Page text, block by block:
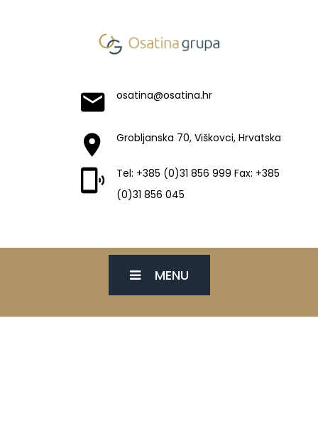
osatina@osatina.hr
Grobljanska 70, Viškovci, Hrvatska
Tel: +385 (0)31 856 999 Fax: +385
(0)31 856 045
MENU